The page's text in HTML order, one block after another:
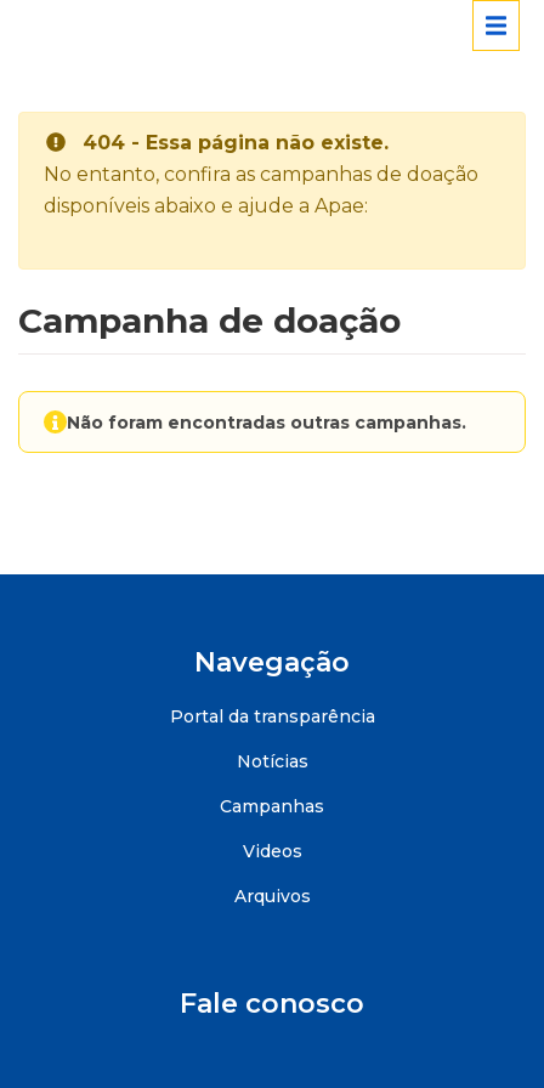
404 - Essa página não existe.
No entanto, confira as campanhas de doação
disponíveis abaixo e ajude a Apae:
Campanha de doação
Não foram encontradas outras campanhas.
Navegação
Portal da transparência
Notícias
Campanhas
Videos
Arquivos
Fale conosco